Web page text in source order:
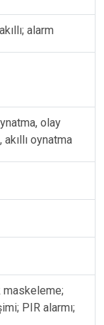
alarm
olay
oynatma
maskeleme;
PIR alarmı;